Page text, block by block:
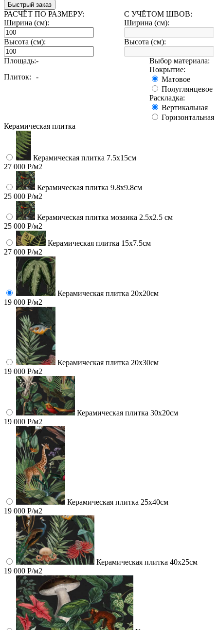
Быстрый заказ
РАСЧЁТ ПО РАЗМЕРУ:
Ширина (см):
Высота (см):
С УЧЁТОМ ШВОВ:
Ширина (см):
Высота (см):
Площадь:-
Плиток:
-
Выбор материала:
Покрытие:
Матовое
Полуглянцевое
Раскладка:
Вертикальная
Горизонтальная
Керамическая плитка
Керамическая плитка 7.5х15см
27 000 Р/м2
Керамическая плитка 9.8x9.8см
25 000 Р/м2
Керамическая плитка мозаика 2.5x2.5 см
25 000 Р/м2
Керамическая плитка 15х7.5см
27 000 Р/м2
Керамическая плитка 20х20см
19 000 Р/м2
Керамическая плитка 20х30см
19 000 Р/м2
Керамическая плитка 30х20см
19 000 Р/м2
Керамическая плитка 25х40см
19 000 Р/м2
Керамическая плитка 40х25см
19 000 Р/м2